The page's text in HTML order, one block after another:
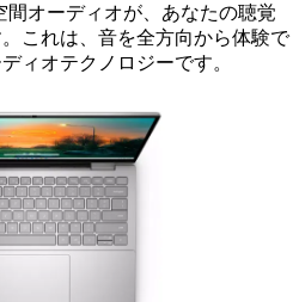
間オーディオが、あなたの聴覚
これは、音を全方向から体験で
ィオテクノロジーです。